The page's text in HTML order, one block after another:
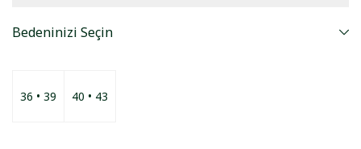
Bedeninizi Seçin
36 • 39 40 • 43